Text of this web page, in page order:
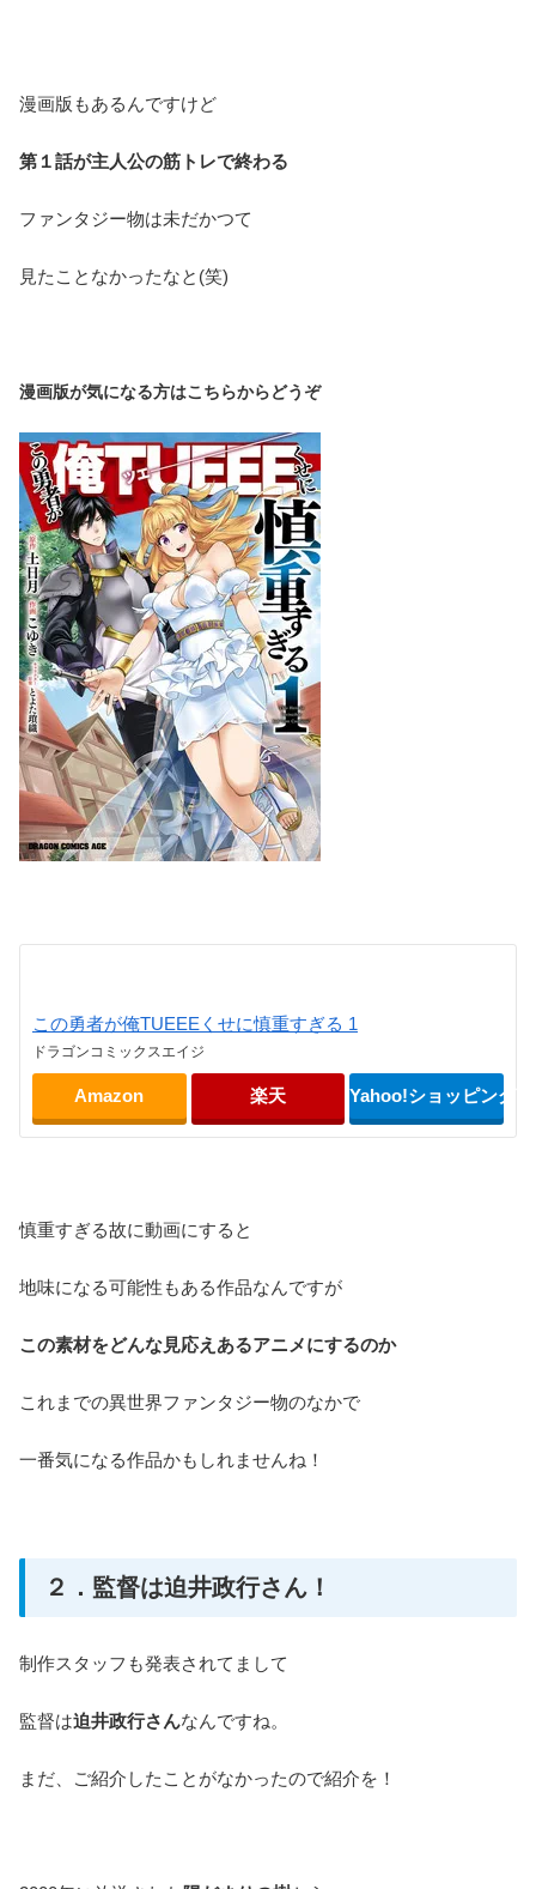
漫画版もあるんですけど
第１話が主人公の筋トレで終わる
ファンタジー物は未だかつて
見たことなかったなと(笑)
漫画版が気になる方はこちらからどうぞ
この勇者が俺TUEEEくせに慎重すぎる 1
ドラゴンコミックスエイジ
Amazon 楽天 Yahoo!ショッピング
慎重すぎる故に動画にすると
地味になる可能性もある作品なんですが
この素材をどんな見応えあるアニメにするのか
これまでの異世界ファンタジー物のなかで
一番気になる作品かもしれませんね！
２．監督は迫井政行さん！
制作スタッフも発表されてまして
監督は迫井政行さんなんですね。
まだ、ご紹介したことがなかったので紹介を！